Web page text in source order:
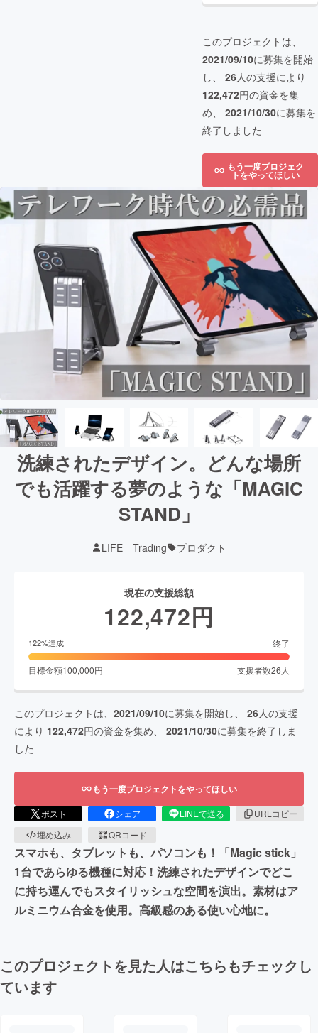
このプロジェクトは、
2021/09/10に募集を開始
し、 26人の支援により
122,472円の資金を集
め、 2021/10/30に募集を
終了しました
もう一度プロジェク
トをやってほしい
洗練されたデザイン。どんな場所
でも活躍する夢のような「MAGIC
STAND」
LIFE Trading プロダクト
現在の支援総額
122,472円
122%達成 終了
目標金額100,000円 支援者数26 人
このプロジェクトは、 2021/09/10に募集を開始し、 26人の支援
により 122,472円の資金を集め、 2021/10/30に募集を終了しま
した
もう一度プロジェクトをやってほしい
ポスト シェア LINEで送る
URLコピー
埋め込み
QRコード
スマホも、タブレットも、パソコンも！「Magic stick」
1台であらゆる機種に対応！洗練されたデザインでどこ
に持ち運んでもスタイリッシュな空間を演出。素材はア
ルミニウム合金を使用。高級感のある使い心地に。
このプロジェクトを見た人はこちらもチェックし
ています